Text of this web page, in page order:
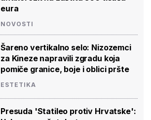
eura
NOVOSTI
Šareno vertikalno selo: Nizozemci
za Kineze napravili zgradu koja
pomiče granice, boje i oblici pršte
ESTETIKA
Presuda 'Statileo protiv Hrvatske':